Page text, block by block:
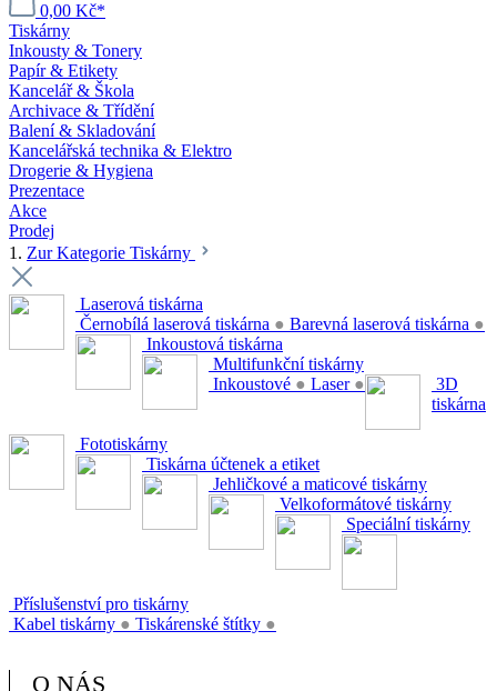
0,00 Kč*
Tiskárny
Inkousty & Tonery
Papír & Etikety
Kancelář & Škola
Archivace & Třídění
Balení & Skladování
Kancelářská technika & Elektro
Drogerie & Hygiena
Prezentace
Akce
Prodej
1. Zur Kategorie Tiskárny
Laserová tiskárna
Černobílá laserová tiskárna ● Barevná laserová tiskárna ●
Inkoustová tiskárna
Multifunkční tiskárny
Inkoustové ● Laser ●
3D
tiskárna
Fototiskárny
Tiskárna účtenek a etiket
Jehličkové a maticové tiskárny
Velkoformátové tiskárny
Speciální tiskárny
Příslušenství pro tiskárny
Kabel tiskárny ● Tiskárenské štítky ●
O NÁS